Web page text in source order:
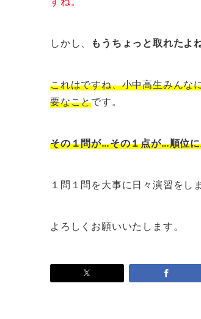
しかし、 もうちょっと取れたよ
これはですね、小中高生みんな
要なことです。
その１問が…その１点が…順位
１問１問を大事に日々演習をし
よろしくお願いいたします。